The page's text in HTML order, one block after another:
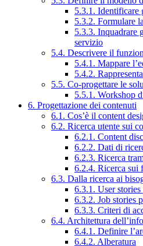
5.3.1.
5.3.2. Formulare
5.3.3. Inquadrare
servizio
5.4. Descrivere il
5.4.1. Mappare
5.4.2.
5.5. Co-progettare le
5.5.1. Workshop
6. Progettazione dei contenuti
6.1. Cos’è il content
6.2. Ricerca utente sui
6.2.1. Content
6.2.2. Dati di
6.2.3. Ricerca
6.2.4. Ricerca sui
6.3. Dalla ricerca ai
6.3.1. User
6.3.2. Job stories
6.3.3. Criteri di
6.4. Architettura
6.4.1. Definire
6.4.2. Alberatura